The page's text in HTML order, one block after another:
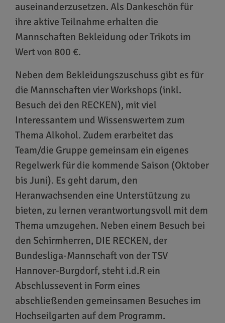
auseinanderzusetzen. Als Dankeschön für
ihre aktive Teilnahme erhalten die
Mannschaften Bekleidung oder Trikots im
Wert von 800 €.
Neben dem Bekleidungszuschuss gibt es für
die Mannschaften vier Workshops (inkl.
Besuch dei den RECKEN), mit viel
Interessantem und Wissenswertem zum
Thema Alkohol. Zudem erarbeitet das
Team/die Gruppe gemeinsam ein eigenes
Regelwerk für die kommende Saison (Oktober
bis Juni). Es geht darum, den
Heranwachsenden eine Unterstützung zu
bieten, zu lernen verantwortungsvoll mit dem
Thema umzugehen. Neben einem Besuch bei
den Schirmherren, DIE RECKEN, der
Bundesliga-Mannschaft von der TSV
Hannover-Burgdorf, steht i.d.R ein
Abschlussevent in Form eines
abschließenden gemeinsamen Besuches im
Hochseilgarten auf dem Programm.